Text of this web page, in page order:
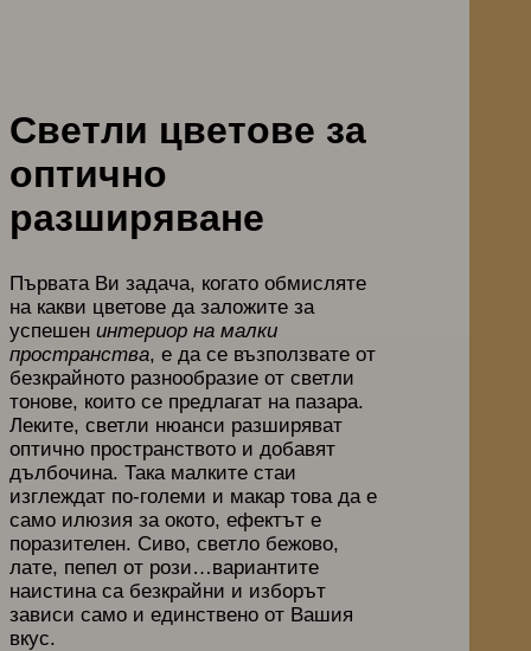
Светли цветове за
оптично
разширяване
Първата Ви задача, когато обмисляте
на какви цветове да заложите за
успешен интериор на малки
пространства, е да се възползвате от
безкрайното разнообразие от светли
тонове, които се предлагат на пазара.
Леките, светли нюанси разширяват
оптично пространството и добавят
дълбочина. Така малките стаи
изглеждат по-големи и макар това да е
само илюзия за окото, ефектът е
поразителен. Сиво, светло бежово,
лате, пепел от рози…вариантите
наистина са безкрайни и изборът
зависи само и единствено от Вашия
вкус.